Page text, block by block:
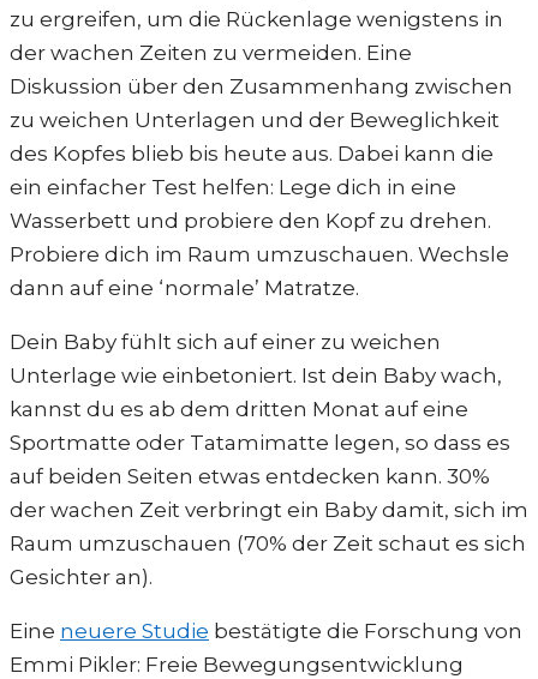
zu ergreifen, um die Rückenlage wenigstens in
der wachen Zeiten zu vermeiden. Eine
Diskussion über den Zusammenhang zwischen
zu weichen Unterlagen und der Beweglichkeit
des Kopfes blieb bis heute aus. Dabei kann die
ein einfacher Test helfen: Lege dich in eine
Wasserbett und probiere den Kopf zu drehen.
Probiere dich im Raum umzuschauen. Wechsle
dann auf eine ‘normale’ Matratze.
Dein Baby fühlt sich auf einer zu weichen
Unterlage wie einbetoniert. Ist dein Baby wach,
kannst du es ab dem dritten Monat auf eine
Sportmatte oder Tatamimatte legen, so dass es
auf beiden Seiten etwas entdecken kann. 30%
der wachen Zeit verbringt ein Baby damit, sich im
Raum umzuschauen (70% der Zeit schaut es sich
Gesichter an).
Eine neuere Studie bestätigte die Forschung von
Emmi Pikler: Freie Bewegungsentwicklung